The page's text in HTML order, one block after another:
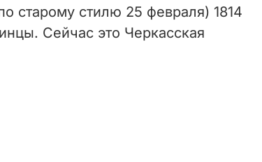
старому стилю 25 февраля) 1814
Сейчас это Черкасская